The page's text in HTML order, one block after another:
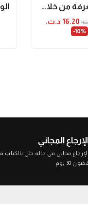
إنتاج المعرفة من خلال قراءة النص المدرسي -...
16.20 د.ت.‏
‎-10%
المجاني
الإرجاع مجاني في حالة خلل بالكتاب
غضون 30 يوم